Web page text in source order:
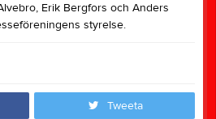
Erik Bergfors och Anders
styrelse.
Tweeta